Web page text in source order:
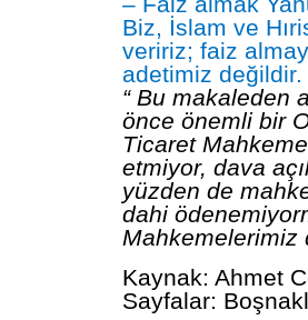
Biz, İslam ve
veririz; faiz
adetimiz değildir.
“ Bu makaleden
önce önemli bir
Ticaret
etmiyor, dava
yüzden de
dahi
Mahkemelerimiz
Kaynak: Ahmet
Sayfalar: